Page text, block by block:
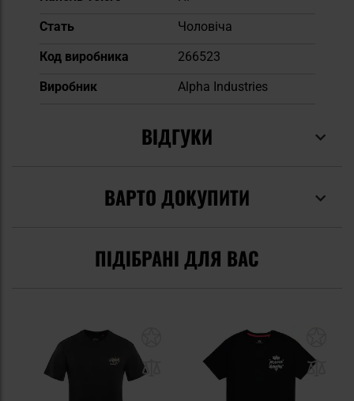
Cтать
Чоловіча
Код виробника
266523
Виробник
Alpha Industries
ВІДГУКИ
ВАРТО ДОКУПИТИ
ПІДІБРАНІ ДЛЯ ВАС